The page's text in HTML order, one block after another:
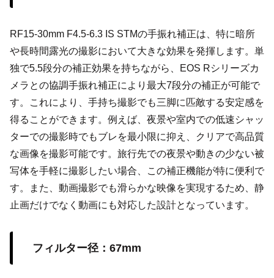
RF15-30mm F4.5-6.3 IS STMの手振れ補正は、特に暗所
や長時間露光の撮影において大きな効果を発揮します。単
独で5.5段分の補正効果を持ちながら、EOS Rシリーズカ
メラとの協調手振れ補正により最大7段分の補正が可能で
す。これにより、手持ち撮影でも三脚に匹敵する安定感を
得ることができます。例えば、夜景や室内での低速シャッ
ターでの撮影時でもブレを最小限に抑え、クリアで高品質
な画像を撮影可能です。旅行先での夜景や動きの少ない被
写体を手軽に撮影したい場合、この補正機能が特に便利で
す。また、動画撮影でも滑らかな映像を実現するため、静
止画だけでなく動画にも対応した設計となっています。
フィルター径：67mm